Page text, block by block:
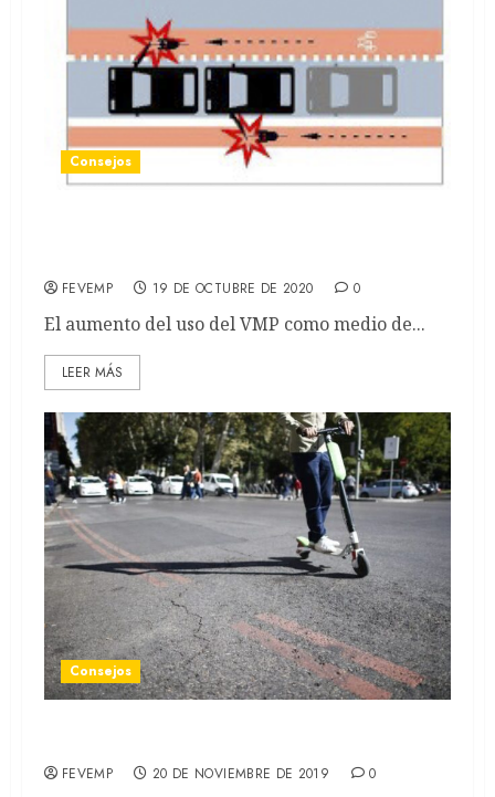
Consejos
FEVEMP 19 DE OCTUBRE DE 2020 0
El aumento del uso del VMP como medio de...
LEER MÁS
Consejos
FEVEMP 20 DE NOVIEMBRE DE 2019 0